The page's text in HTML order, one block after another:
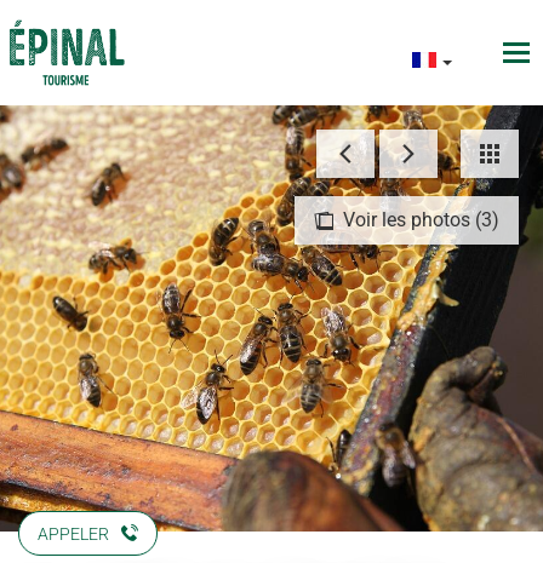
Voir les photos (3)
APPELER